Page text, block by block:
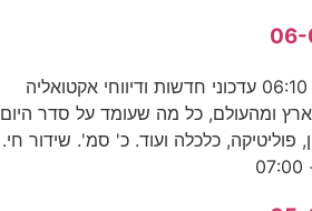
מבזק חדשות 06:00 - 06:10 עדכוני חדשות ודיווחי אקטואליה
ומהעולם, כל מה שעומד על סדר היום
פוליטיקה, כלכלה ועוד. כ' סמ'. שידור חי.